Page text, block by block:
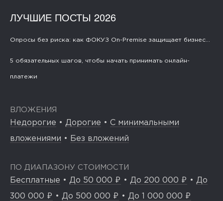
ЛУЧШИЕ ПОСТЫ 2026
Опросы без риска: как ФОКУЗ On-Premise защищает бизнес...
5 обязательных шагов, чтобы начать принимать онлайн-
платежи
ВЛОЖЕНИЯ
Недорогие • Дорогие • С минимальными
вложениями • Без вложений
ПО ДИАПАЗОНУ СТОИМОСТИ
Бесплатные • До 50 000 ₽ • До 200 000 ₽ • До
300 000 ₽ • До 500 000 ₽ • До 1 000 000 ₽